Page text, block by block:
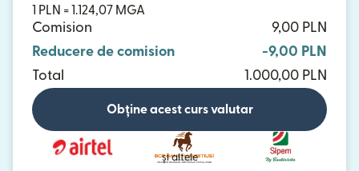
1 PLN = 1.124,07 MGA
Comision
9,00 PLN
Reducere de comision
-9,00 PLN
Total
1.000,00 PLN
Obține acest curs valutar
și altele